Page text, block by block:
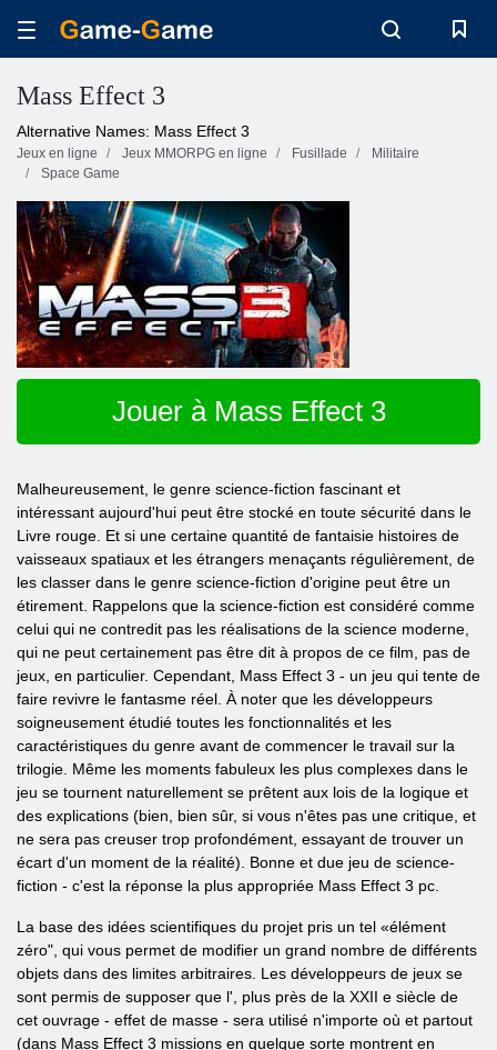
Mass Effect 3
Alternative Names: Mass Effect 3
Jeux en ligne Jeux MMORPG en ligne Fusillade
Militaire
Space Game
Jouer à Mass Effect 3
Malheureusement, le genre science-fiction fascinant et
intéressant aujourd'hui peut être stocké en toute sécurité dans le
Livre rouge. Et si une certaine quantité de fantaisie histoires de
vaisseaux spatiaux et les étrangers menaçants régulièrement, de
les classer dans le genre science-fiction d'origine peut être un
étirement. Rappelons que la science-fiction est considéré comme
celui qui ne contredit pas les réalisations de la science moderne,
qui ne peut certainement pas être dit à propos de ce film, pas de
jeux, en particulier. Cependant, Mass Effect 3 - un jeu qui tente de
faire revivre le fantasme réel. À noter que les développeurs
soigneusement étudié toutes les fonctionnalités et les
caractéristiques du genre avant de commencer le travail sur la
trilogie. Même les moments fabuleux les plus complexes dans le
jeu se tournent naturellement se prêtent aux lois de la logique et
des explications (bien, bien sûr, si vous n'êtes pas une critique, et
ne sera pas creuser trop profondément, essayant de trouver un
écart d'un moment de la réalité). Bonne et due jeu de science-
fiction - c'est la réponse la plus appropriée Mass Effect 3 pc.
La base des idées scientifiques du projet pris un tel «élément
zéro", qui vous permet de modifier un grand nombre de différents
objets dans des limites arbitraires. Les développeurs de jeux se
sont permis de supposer que l', plus près de la XXII e siècle de
cet ouvrage - effet de masse - sera utilisé n'importe où et partout
(dans Mass Effect 3 missions en quelque sorte montrent en